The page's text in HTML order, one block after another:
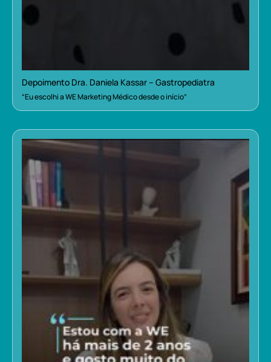
Depoimento Dra. Daniela Kassar – Gastropediatra
“Eu escolhi a WE Marketing Médico desde o início”